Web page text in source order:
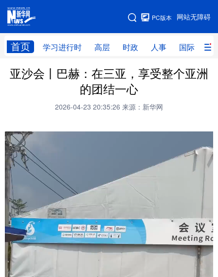
网站无障碍
PC版本
首页 学习进行时 高层 时政 人事 国际 财
网站地图
学习进行时 高层 时政 人事
财经 网评
科技
文化 军事
访谈 图片
中央文件 金融
食品 数字经济
学术中国 乡村振兴 溯源中国
会展
亚沙会丨巴赫：在三亚，享受整个亚洲
的团结一心
2026-04-23 20:35:26 来源：新华网